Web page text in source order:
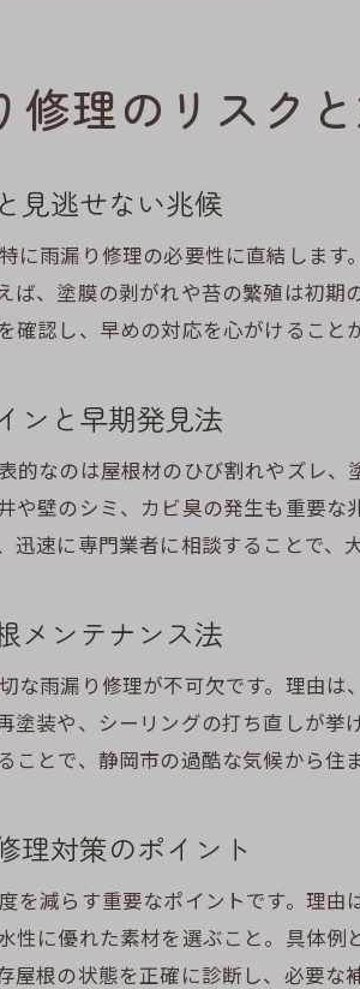
歴を活かした将来の資産価値向上戦略
美観と価値を守る雨漏り修理メンテ
修理で失敗しない業者選びのチェック
きる雨漏り修理業者を見極めるため
で安心して任せられる雨漏り修理業
や実績からわかる優良雨漏り修理業
ーサービスが充実した雨漏り修理業者
な住まいを叶える屋根修理の秘訣
きる雨漏り修理で住まいの安全を守
の気候に適した屋根修理で長く快適
修理の継続的な見直しがもたらす安心
全体を守る雨漏り修理と定期点検の
でトラブルを未然に防ぐ屋根修理の
修理のリスク
見逃せない兆候
に雨漏り修理の必要性に直結しま
ば、塗膜の剥がれや苔の繁殖は初
認し、早めの対応を心がけること
ンと早期発見法
的なのは屋根材のひび割れやズレ
壁のシミ、カビ臭の発生も重要
速に専門業者に相談することで、
メンテナンス法
な雨漏り修理が不可欠です。理由
装や、シーリングの打ち直しが
とで、静岡市の過酷な気候から住
理対策のポイント
減らす重要なポイントです。理
性に優れた素材を選ぶこと。具体
根の状態を正確に診断し、必要な